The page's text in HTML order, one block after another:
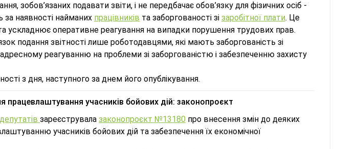
зобов’язаних подавати звіти, і не передбачає обов’язку для фізичних осіб -
за наявності найманих працівників та заборгованості зі заробітної плати. Це
ускладнює оперативне реагування на випадки порушення трудових прав.
подання звітності лише роботодавцями, які мають заборгованість зі
реагуванню на проблеми зі заборгованістю і забезпеченню захисту
з дня, наступного за днем його опублікування.
учасників бойових дій: законопроєкт
зареєструвала законопроєкт №13180 про внесення змін до деяких
учасників бойових дій та забезпечення їх економічної